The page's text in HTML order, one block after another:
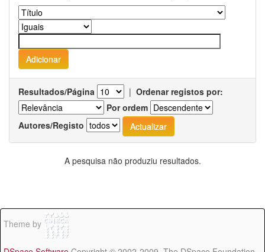
Resultados/Página | Ordenar registos por:
Por ordem
Autores/Registo
A pesquisa não produziu resultados.
Theme by